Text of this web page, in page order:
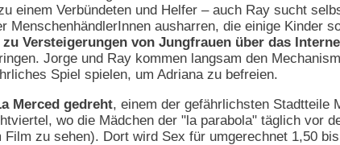
einem Verbündeten und Helfer – auch Ray sucht
MenschenhändlerInnen ausharren, die einige Kinder
Versteigerungen von Jungfrauen über das
Jorge und Ray kommen langsam den
Spiel spielen, um Adriana zu befreien.
Merced gedreht, einem der gefährlichsten Stadtteile
wo die Mädchen der "la parabola" täglich vor
zu sehen). Dort wird Sex für umgerechnet 1,50